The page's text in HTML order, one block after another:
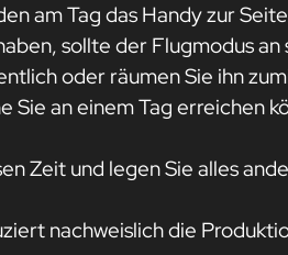
am Tag das Handy zur
sollte der Flugmodus an
oder räumen Sie ihn
Sie an einem Tag erreichen
Zeit und legen Sie alles
nachweislich die